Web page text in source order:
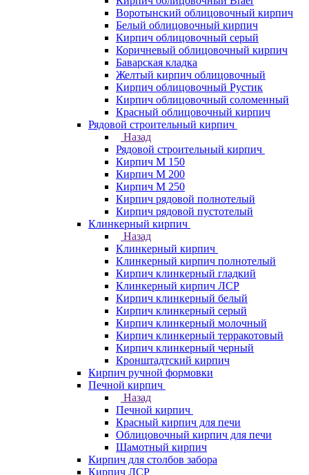
Воротынский облицовочный кирпич
Белый облицовочный кирпич
Кирпич облицовочный серый
Коричневый облицовочный кирпич
Баварская кладка
Желтый кирпич облицовочный
Кирпич облицовочный Рустик
Кирпич облицовочный соломенный
Красный облицовочный кирпич
Рядовой строительный кирпич
Назад
Рядовой строительный кирпич
Кирпич М 150
Кирпич М 200
Кирпич М 250
Кирпич рядовой полнотелый
Кирпич рядовой пустотелый
Клинкерный кирпич
Назад
Клинкерный кирпич
Клинкерный кирпич полнотелый
Кирпич клинкерный гладкий
Клинкерный кирпич ЛСР
Кирпич клинкерный белый
Кирпич клинкерный серый
Кирпич клинкерный молочный
Кирпич клинкерный терракотовый
Кирпич клинкерный черный
Кронштадтский кирпич
Кирпич ручной формовки
Печной кирпич
Назад
Печной кирпич
Красный кирпич для печи
Облицовочный кирпич для печи
Шамотный кирпич
Кирпич для столбов забора
Кирпич ЛСР